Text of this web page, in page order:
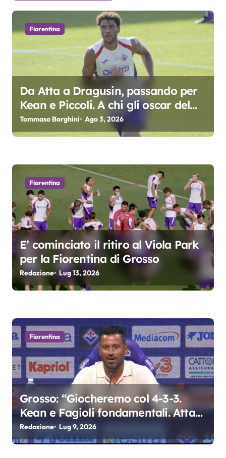
i
o
n
e
a
t
o
l
i
Fiorentina
Da Atta a Dragusin, passando per
Kean e Piccoli. A chi gli oscar del
precampionato?
Tommaso Borghini Ago 3, 2026
Fiorentina
E’ cominciato il ritiro al Viola Park
per la Fiorentina di Grosso
Redazione Lug 13, 2026
Fiorentina
Grosso: “Giocheremo col 4-3-3.
Kean e Fagioli fondamentali. Atta
grande colpo”
Redazione Lug 9, 2026